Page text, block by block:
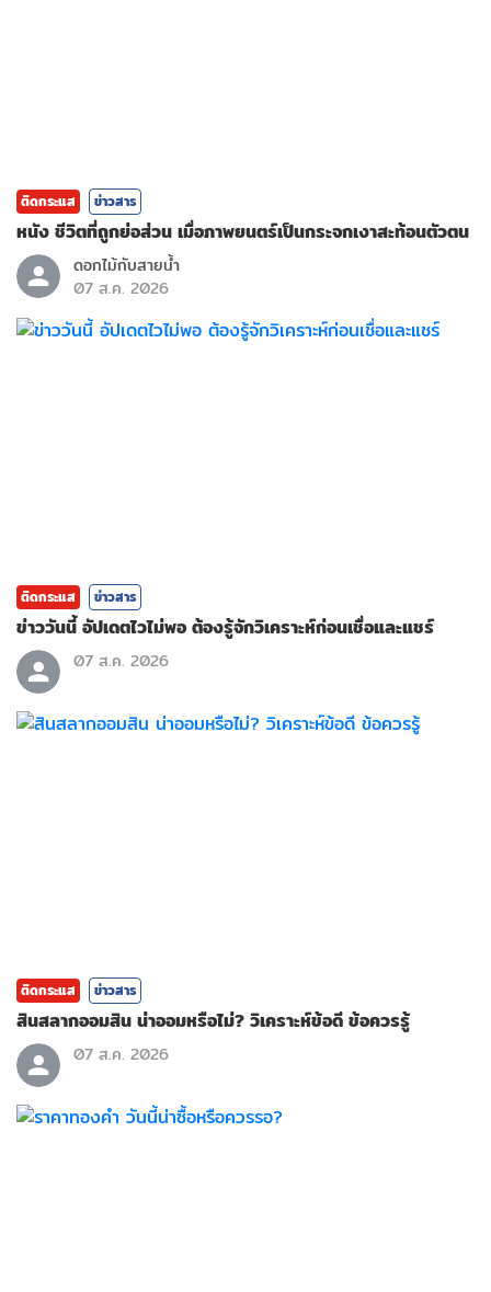
ติดกระแส ข่าวสาร
หนัง ชีวิตที่ถูกย่อส่วน เมื่อภาพยนตร์เป็นกระจกเงาสะท้อนตัวตน
ดอกไม้กับสายน้ำ
07 ส.ค. 2026
ติดกระแส ข่าวสาร
ข่าววันนี้ อัปเดตไวไม่พอ ต้องรู้จักวิเคราะห์ก่อนเชื่อและแชร์
07 ส.ค. 2026
ติดกระแส ข่าวสาร
สินสลากออมสิน น่าออมหรือไม่? วิเคราะห์ข้อดี ข้อควรรู้
07 ส.ค. 2026